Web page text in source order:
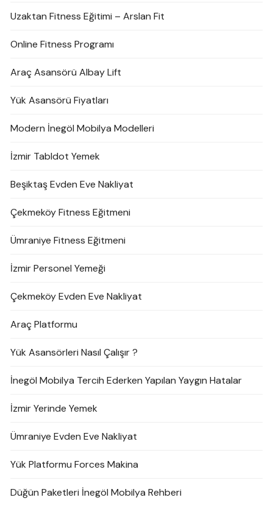
Uzaktan Fitness Eğitimi – Arslan Fit
Online Fitness Programı
Araç Asansörü Albay Lift
Yük Asansörü Fiyatları
Modern İnegöl Mobilya Modelleri
İzmir Tabldot Yemek
Beşiktaş Evden Eve Nakliyat
Çekmeköy Fitness Eğitmeni
Ümraniye Fitness Eğitmeni
İzmir Personel Yemeği
Çekmeköy Evden Eve Nakliyat
Araç Platformu
Yük Asansörleri Nasıl Çalışır ?
İnegöl Mobilya Tercih Ederken Yapılan Yaygın Hatalar
İzmir Yerinde Yemek
Ümraniye Evden Eve Nakliyat
Yük Platformu Forces Makina
Düğün Paketleri İnegöl Mobilya Rehberi